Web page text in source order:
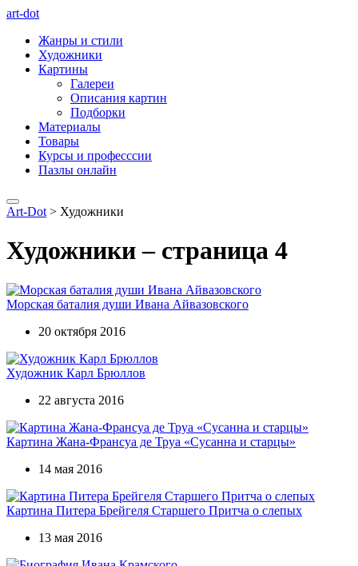
art-dot
Жанры и стили
Художники
Картины
Галереи
Описания картин
Подборки
Материалы
Товары
Курсы и професссии
Пазлы онлайн
Art-Dot > Художники
Художники – страница 4
Морская баталия души Ивана Айвазовского
20 октября 2016
Художник Карл Брюллов
22 августа 2016
Картина Жана-Франсуа де Труа «Сусанна и старцы»
14 мая 2016
Картина Питера Брейгеля Старшего Притча о слепых
13 мая 2016